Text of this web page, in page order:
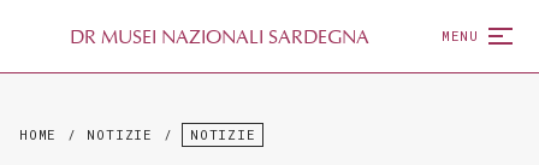
DR MUSEI NAZIONALI SARDEGNA MENU
HOME / NOTIZIE / NOTIZIE